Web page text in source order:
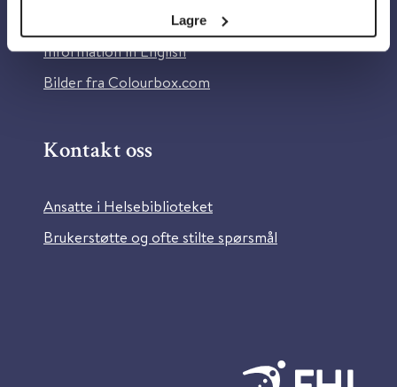
Lagre
Tilgjengelighetserklæring
Information in English
Bilder fra Colourbox.com
Kontakt oss
Ansatte i Helsebiblioteket
Brukerstøtte og ofte stilte spørsmål